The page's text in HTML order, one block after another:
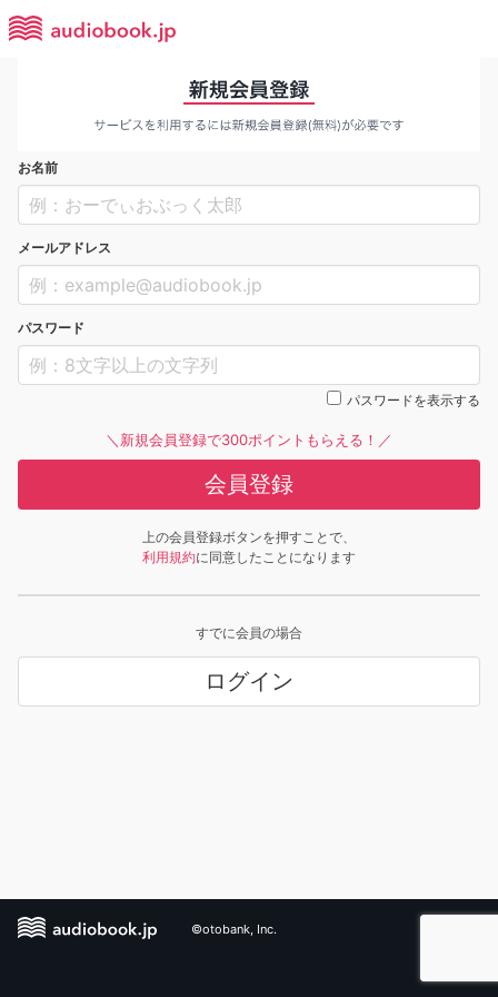
お名前
メールアドレス
パスワード
パスワードを表示する
＼新規会員登録で300ポイントもらえる！／
会員登録
上の会員登録ボタンを押すことで、
利用規約に同意したことになります
すでに会員の場合
ログイン
©otobank, Inc.